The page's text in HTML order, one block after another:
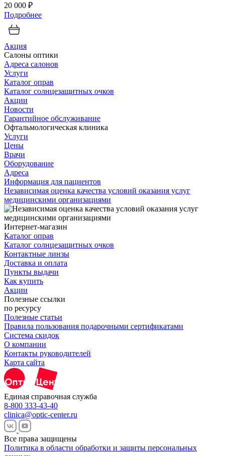
20 000 ₽
Подробнее
Акция
Салоны оптики
Адреса салонов
Услуги
Каталог оправ
Каталог солнцезащитных очков
Акции
Новости
Гарантийное обслуживание
Офтальмологическая клиника
Услуги
Цены
Врачи
Оборудование
Адреса
Информация для пациентов
Независимая оценка качества условий оказания услуг
медицинскими организациями
Интернет-магазин
Каталог оправ
Каталог солнцезащитных очков
Контактные линзы
Доставка и оплата
Пункты выдачи
Как купить
Акции
Полезные ссылки
по ресурсу
Полезные статьи
Правила пользования подарочными сертификатами
Система скидок
О компании
Контакты руководителей
Карта сайта
Единая справочная служба
8-800 333-43-40
clinica@optic-center.ru
Все права защищены
Политика в области обработки и защиты персональных